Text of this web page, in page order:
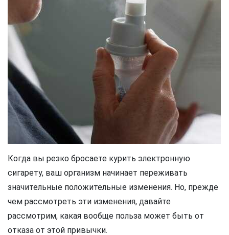
Когда вы резко бросаете курить электронную
сигарету, ваш организм начинает переживать
значительные положительные изменения. Но, прежде
чем рассмотреть эти изменения, давайте
рассмотрим, какая вообще польза может быть от
отказа от этой привычки.